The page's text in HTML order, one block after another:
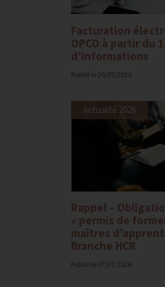
Facturation
OPCO à partir du
d’informations
Publié le 29/07/2026
Rappel –
« permis de
maîtres
Branche HCR
Publié le 07/07/2026
Actualité 2026